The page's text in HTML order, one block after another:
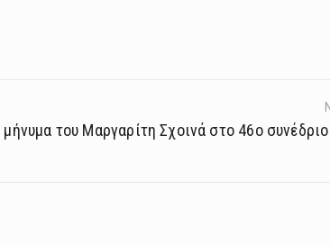
μήνυμα του Μαργαρίτη Σχοινά στο 46ο συνέδριο